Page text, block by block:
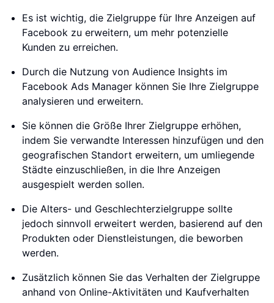
Es ist wichtig, die Zielgruppe für Ihre Anzeigen auf
Facebook zu erweitern, um mehr potenzielle
Kunden zu erreichen.
Durch die Nutzung von Audience Insights im
Facebook Ads Manager können Sie Ihre Zielgruppe
analysieren und erweitern.
Sie können die Größe Ihrer Zielgruppe erhöhen,
indem Sie verwandte Interessen hinzufügen und den
geografischen Standort erweitern, um umliegende
Städte einzuschließen, in die Ihre Anzeigen
ausgespielt werden sollen.
Die Alters- und Geschlechterzielgruppe sollte
jedoch sinnvoll erweitert werden, basierend auf den
Produkten oder Dienstleistungen, die beworben
werden.
Zusätzlich können Sie das Verhalten der Zielgruppe
anhand von Online-Aktivitäten und Kaufverhalten